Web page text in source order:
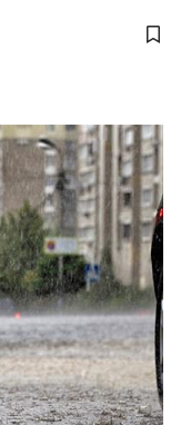
儲